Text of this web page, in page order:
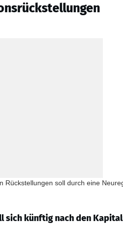
Rückstellungen soll durch eine
sich künftig nach den